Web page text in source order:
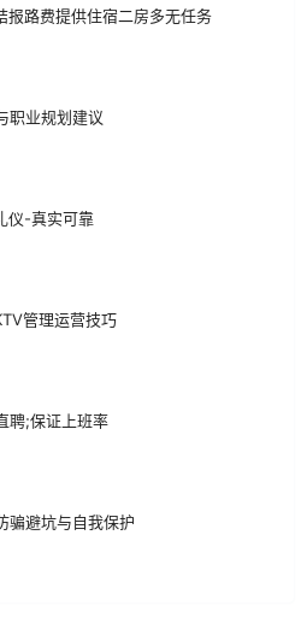
报路费提供住宿二房多无任务
职业规划建议
仪-真实可靠
管理运营技巧
聘;保证上班率
骗避坑与自我保护